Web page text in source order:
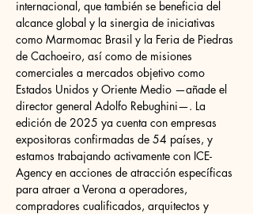
internacional, que también se beneficia del
alcance global y la sinergia de iniciativas
como Marmomac Brasil y la Feria de Piedras
de Cachoeiro, así como de misiones
comerciales a mercados objetivo como
Estados Unidos y Oriente Medio —añade el
director general Adolfo Rebughini—. La
edición de 2025 ya cuenta con empresas
expositoras confirmadas de 54 países, y
estamos trabajando activamente con ICE-
Agency en acciones de atracción específicas
para atraer a Verona a operadores,
compradores cualificados, arquitectos y